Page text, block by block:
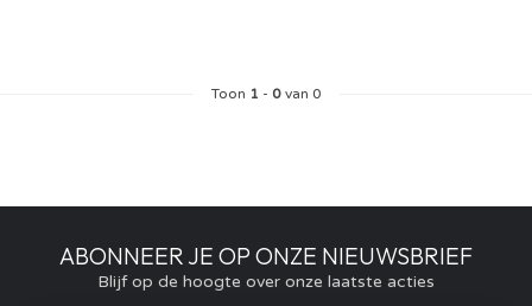
Toon 1 - 0van 0
ABONNEER JE OP ONZE NIEUWSBRIEF
Blijf op de hoogte over onze laatste acties